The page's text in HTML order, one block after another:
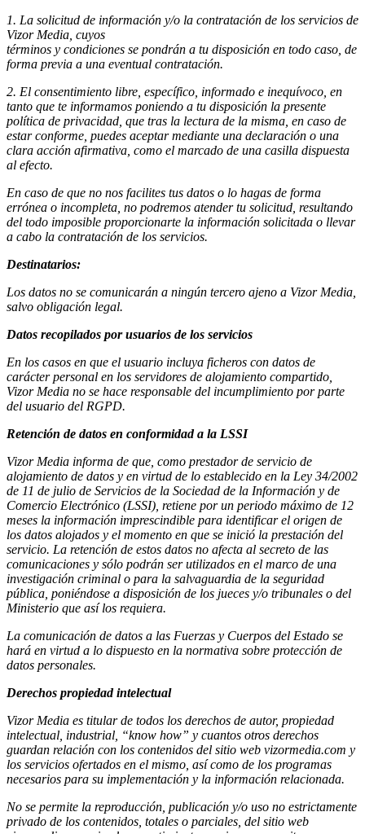
1. La solicitud de información y/o la contratación de los servicios de
Vizor Media, cuyos
términos y condiciones se pondrán a tu disposición en todo caso, de
forma previa a una eventual contratación.
2. El consentimiento libre, específico, informado e inequívoco, en
tanto que te informamos poniendo a tu disposición la presente
política de privacidad, que tras la lectura de la misma, en caso de
estar conforme, puedes aceptar mediante una declaración o una
clara acción afirmativa, como el marcado de una casilla dispuesta
al efecto.
En caso de que no nos facilites tus datos o lo hagas de forma
errónea o incompleta, no podremos atender tu solicitud, resultando
del todo imposible proporcionarte la información solicitada o llevar
a cabo la contratación de los servicios.
Destinatarios:
Los datos no se comunicarán a ningún tercero ajeno a Vizor Media,
salvo obligación legal.
Datos recopilados por usuarios de los servicios
En los casos en que el usuario incluya ficheros con datos de
carácter personal en los servidores de alojamiento compartido,
Vizor Media no se hace responsable del incumplimiento por parte
del usuario del RGPD.
Retención de datos en conformidad a la LSSI
Vizor Media informa de que, como prestador de servicio de
alojamiento de datos y en virtud de lo establecido en la Ley 34/2002
de 11 de julio de Servicios de la Sociedad de la Información y de
Comercio Electrónico (LSSI), retiene por un periodo máximo de 12
meses la información imprescindible para identificar el origen de
los datos alojados y el momento en que se inició la prestación del
servicio. La retención de estos datos no afecta al secreto de las
comunicaciones y sólo podrán ser utilizados en el marco de una
investigación criminal o para la salvaguardia de la seguridad
pública, poniéndose a disposición de los jueces y/o tribunales o del
Ministerio que así los requiera.
La comunicación de datos a las Fuerzas y Cuerpos del Estado se
hará en virtud a lo dispuesto en la normativa sobre protección de
datos personales.
Derechos propiedad intelectual
Vizor Media es titular de todos los derechos de autor, propiedad
intelectual, industrial, “know how” y cuantos otros derechos
guardan relación con los contenidos del sitio web vizormedia.com y
los servicios ofertados en el mismo, así como de los programas
necesarios para su implementación y la información relacionada.
No se permite la reproducción, publicación y/o uso no estrictamente
privado de los contenidos, totales o parciales, del sitio web